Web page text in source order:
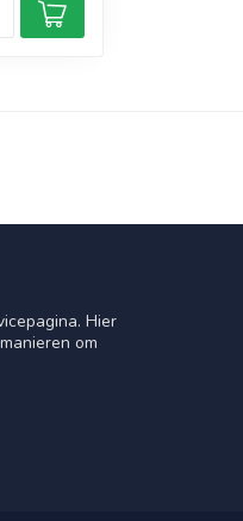
Hier
om